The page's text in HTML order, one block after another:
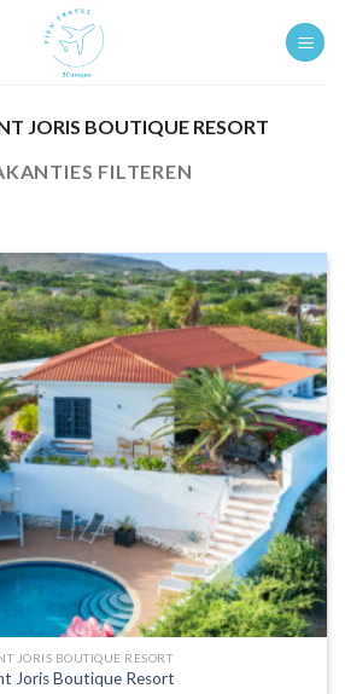
JORIS BOUTIQUE RESORT
FILTEREN
JORIS BOUTIQUE RESORT
Joris Boutique Resort